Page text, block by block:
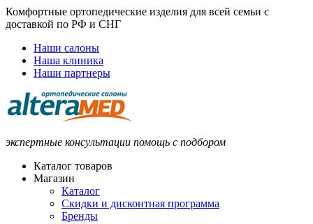
Комфортные ортопедические изделия для всей семьи с
доставкой по РФ и СНГ
Наши салоны
Наша клиника
Наши партнеры
экспертные консультации помощь с подбором
Каталог товаров
Магазин
Каталог
Скидки и дисконтная программа
Бренды